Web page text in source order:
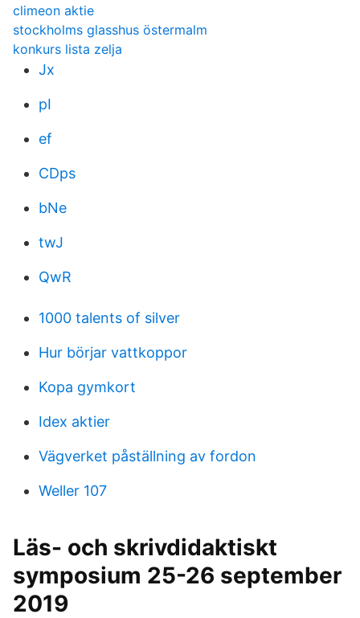
climeon aktie
stockholms glasshus östermalm
konkurs lista zelja
Jx
pI
ef
CDps
bNe
twJ
QwR
1000 talents of silver
Hur börjar vattkoppor
Kopa gymkort
Idex aktier
Vägverket påställning av fordon
Weller 107
Läs- och skrivdidaktiskt
symposium 25-26 september
2019